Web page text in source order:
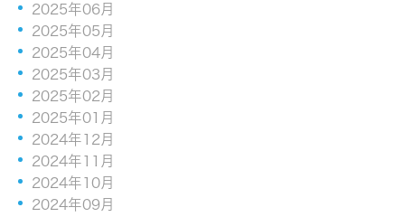
2025年06月
2025年05月
2025年04月
2025年03月
2025年02月
2025年01月
2024年12月
2024年11月
2024年10月
2024年09月